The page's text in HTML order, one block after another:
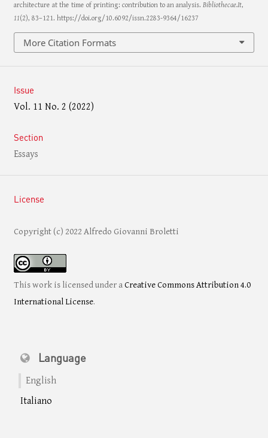
architecture at the time of printing: contribution to an analysis. Bibliothecae.It,
11(2), 83–121. https://doi.org/10.6092/issn.2283-9364/16237
More Citation Formats
Issue
Vol. 11 No. 2 (2022)
Section
Essays
License
Copyright (c) 2022 Alfredo Giovanni Broletti
This work is licensed under aCreative Commons Attribution 4.0
International License.
Language
English
Italiano